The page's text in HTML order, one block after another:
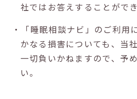
社ではお答えすることがで
・「睡眠相談ナビ」のご利用
かなる損害についても、当
一切負いかねますので、予
い。